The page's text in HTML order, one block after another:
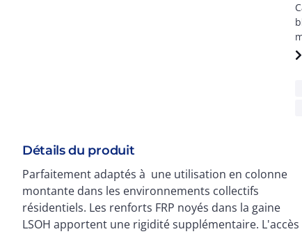
Détails du produit
Parfaitement adaptés à une utilisation en colonne
montante dans les environnements collectifs
résidentiels. Les renforts FRP noyés dans la gaine
LSOH apportent une rigidité supplémentaire. L'accès
raccordement des boîtes de palier (câbles en
passage).La technologie micromodules offre quant à
elle la possibilité d'ouvrir les tubes / modules et
d'accéder aux fibres sans outils. Modularité de 6